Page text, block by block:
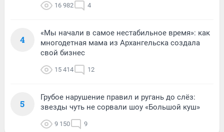
16 982 4
4
«Мы начали в самое нестабильное время»: как
многодетная мама из Архангельска создала
свой бизнес
15 414 12
5
Грубое нарушение правил и ругань до слёз:
звезды чуть не сорвали шоу «Большой куш»
9 150 9